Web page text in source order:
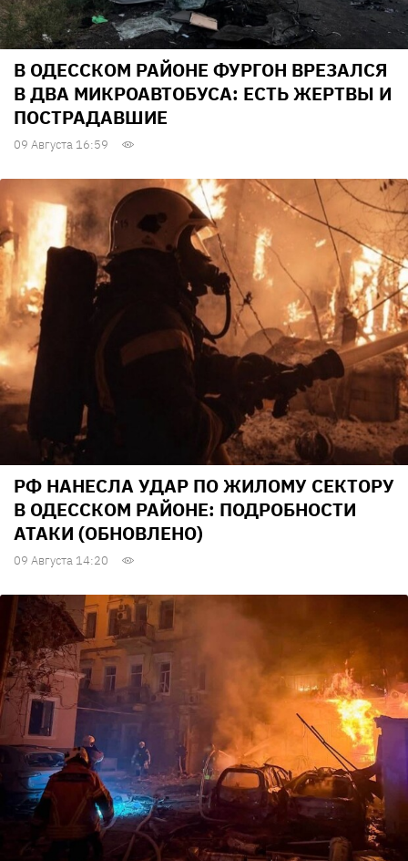
В ОДЕССКОМ РАЙОНЕ ФУРГОН ВРЕЗАЛСЯ
В ДВА МИКРОАВТОБУСА: ЕСТЬ ЖЕРТВЫ И
ПОСТРАДАВШИЕ
09 Августа 16:59
РФ НАНЕСЛА УДАР ПО ЖИЛОМУ СЕКТОРУ
В ОДЕССКОМ РАЙОНЕ: ПОДРОБНОСТИ
АТАКИ (ОБНОВЛЕНО)
09 Августа 14:20